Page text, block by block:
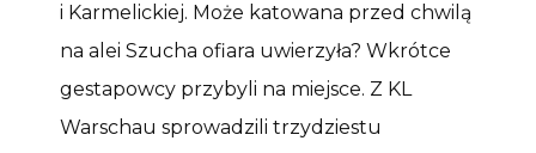
i Karmelickiej. Może katowana przed chwilą
na alei Szucha ofiara uwierzyła? Wkrótce
gestapowcy przybyli na miejsce. Z KL
Warschau sprowadzili trzydziestu